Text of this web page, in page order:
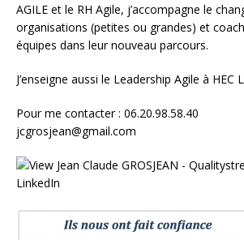
AGILE et le RH Agile, j’accompagne le
organisations (petites ou grandes) et
équipes dans leur nouveau parcours.
J’enseigne aussi le Leadership Agile à HEC
Pour me contacter : 06.20.98.58.40
jcgrosjean@gmail.com